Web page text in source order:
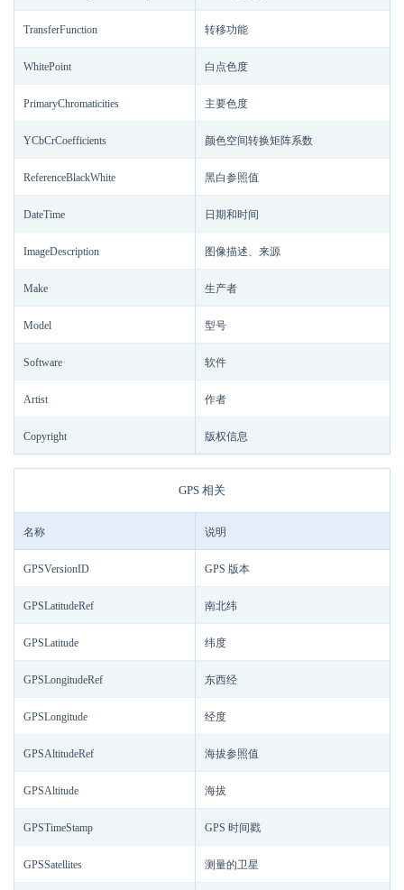
TransferFunction 转移功能
WhitePoint 白点色度
PrimaryChromaticities 主要色度
YCbCrCoefficients 颜色空间转换矩阵系数
ReferenceBlackWhite 黑白参照值
DateTime 日期和时间
ImageDescription 图像描述、来源
Make 生产者
Model 型号
Software 软件
Artist 作者
Copyright 版权信息
GPS 相关
名称 说明
GPSVersionID GPS 版本
GPSLatitudeRef 南北纬
GPSLatitude 纬度
GPSLongitudeRef 东西经
GPSLongitude 经度
GPSAltitudeRef 海拔参照值
GPSAltitude 海拔
GPSTimeStamp GPS 时间戳
GPSSatellites 测量的卫星